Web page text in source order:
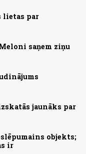
lietas par
saņem ziņu
jaunāks par
objekts;
ir